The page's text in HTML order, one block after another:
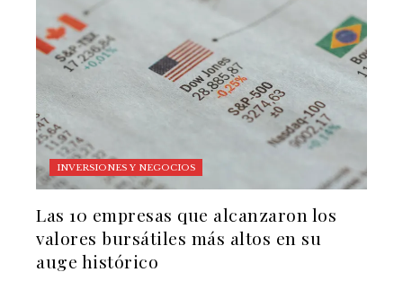
INVERSIONES Y NEGOCIOS
Las 10 empresas que alcanzaron los
valores bursátiles más altos en su
auge histórico